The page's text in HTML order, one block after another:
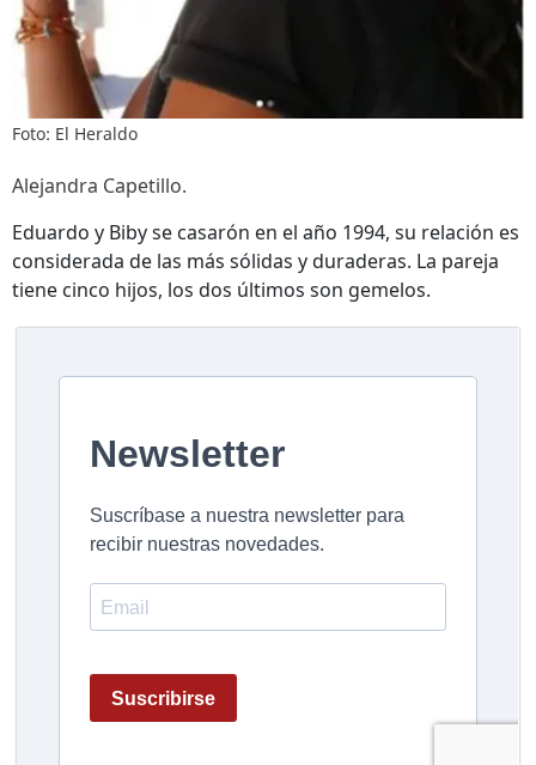
Foto: El Heraldo
Alejandra Capetillo.
Eduardo y Biby se casarón en el año 1994, su relación es
considerada de las más sólidas y duraderas. La pareja
tiene cinco hijos, los dos últimos son gemelos.